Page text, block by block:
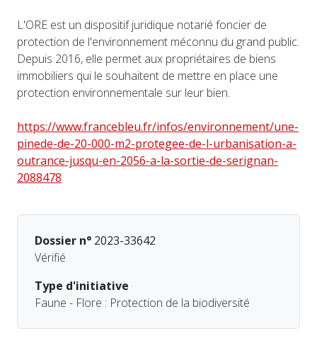
L'ORE est un dispositif juridique notarié foncier de
protection de l'environnement méconnu du grand public.
Depuis 2016, elle permet aux propriétaires de biens
immobiliers qui le souhaitent de mettre en place une
protection environnementale sur leur bien.
https://www.francebleu.fr/infos/environnement/une-
pinede-de-20-000-m2-protegee-de-l-urbanisation-a-
outrance-jusqu-en-2056-a-la-sortie-de-serignan-
2088478
Dossier n° 2023-33642
Vérifié
Type d'initiative
Faune - Flore : Protection de la biodiversité